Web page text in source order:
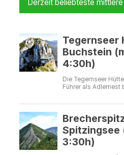
Derzeit beliebteste